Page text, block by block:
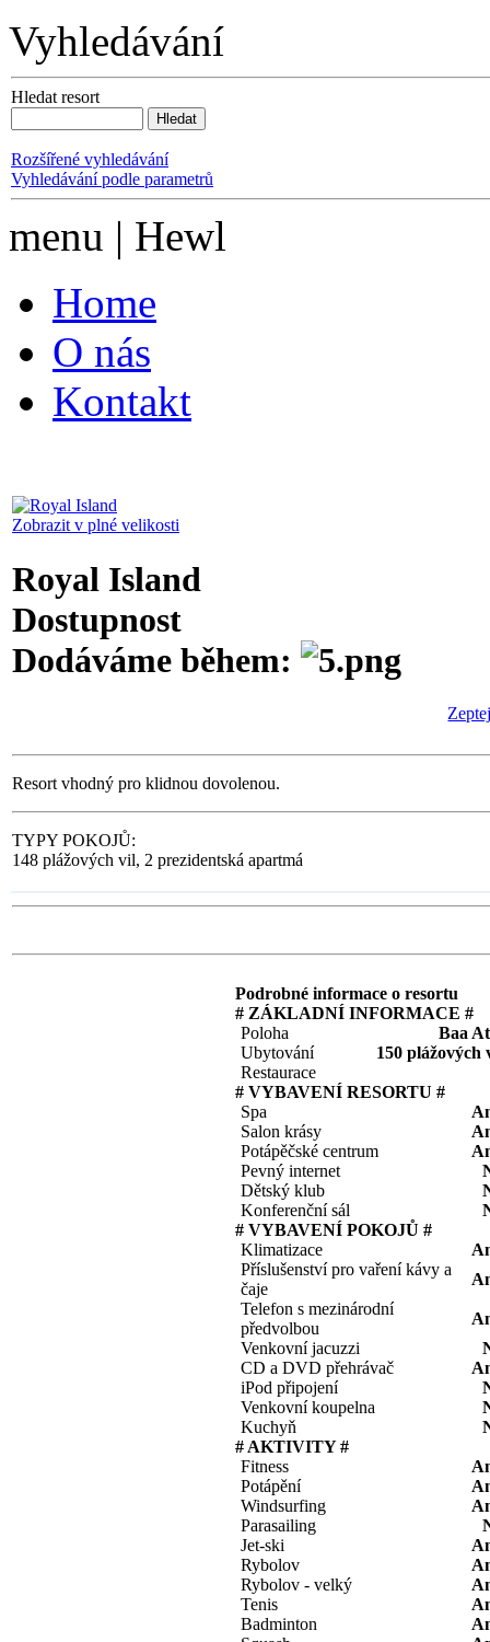
Vyhledávání
Hledat resort
Rozšířené vyhledávání
Vyhledávání podle parametrů
menu | Hewl
Home
O nás
Kontakt
Zobrazit v plné velikosti
Royal Island
Dostupnost
Dodáváme během:
Resort vhodný pro klidnou dovolenou.
TYPY POKOJŮ:
148 plážových vil, 2 prezidentská apartmá
Podrobné informace o resortu
# ZÁKLADNÍ INFORMACE #
Poloha
Baa
Ubytování
150 plážových
Restaurace
# VYBAVENÍ RESORTU #
Spa
Salon krásy
Potápěčské centrum
Pevný internet
Dětský klub
Konferenční sál
# VYBAVENÍ POKOJŮ #
Klimatizace
Příslušenství pro vaření kávy a
čaje
Telefon s mezinárodní
předvolbou
Venkovní jacuzzi
CD a DVD přehrávač
iPod připojení
Venkovní koupelna
Kuchyň
# AKTIVITY #
Fitness
Potápění
Windsurfing
Parasailing
Jet-ski
Rybolov
Rybolov - velký
Tenis
Badminton